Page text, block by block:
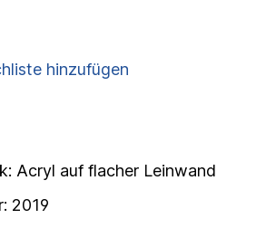
hinzufügen
Acryl auf flacher Leinwand
2019